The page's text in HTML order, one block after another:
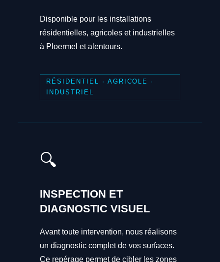
Disponible pour les installations
résidentielles, agricoles et industrielles
à Ploermel et alentours.
RÉSIDENTIEL · AGRICOLE ·
INDUSTRIEL
🔍
INSPECTION ET
DIAGNOSTIC VISUEL
Avant toute intervention, nous réalisons
un diagnostic complet de vos surfaces.
Ce repérage permet de cibler les zones